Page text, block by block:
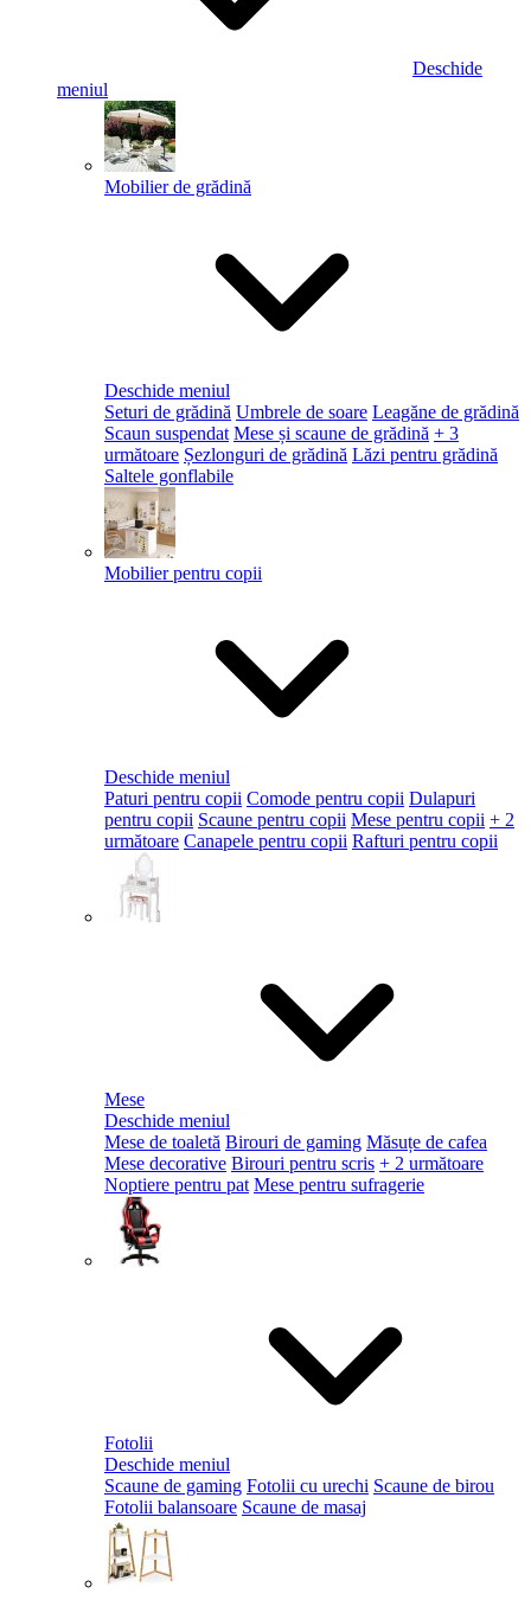
Deschide
meniul
Mobilier de grădină
Deschide meniul
Seturi de grădină Umbrele de soare Leagăne de grădină
Scaun suspendat Mese și scaune de grădină + 3
următoare Șezlonguri de grădină Lăzi pentru grădină
Saltele gonflabile
Mobilier pentru copii
Deschide meniul
Paturi pentru copii Comode pentru copii Dulapuri
pentru copii Scaune pentru copii Mese pentru copii + 2
următoare Canapele pentru copii Rafturi pentru copii
Mese
Deschide meniul
Mese de toaletă Birouri de gaming Măsuțe de cafea
Mese decorative Birouri pentru scris + 2 următoare
Noptiere pentru pat Mese pentru sufragerie
Fotolii
Deschide meniul
Scaune de gaming Fotolii cu urechi Scaune de birou
Fotolii balansoare Scaune de masaj